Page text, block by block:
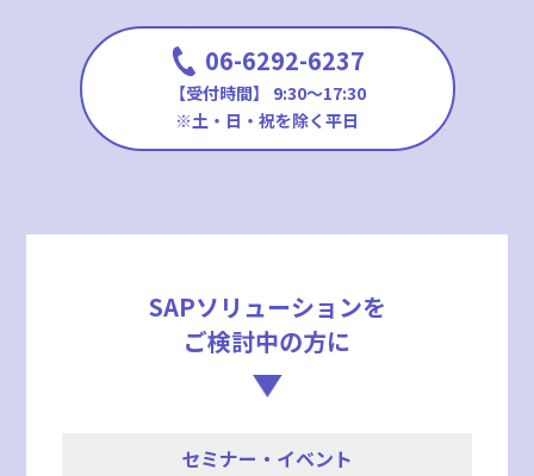
06-6292-6237
【受付時間】 9:30〜17:30
※土・日・祝を除く平日
SAPソリューションを
ご検討中の方に
セミナー・イベント